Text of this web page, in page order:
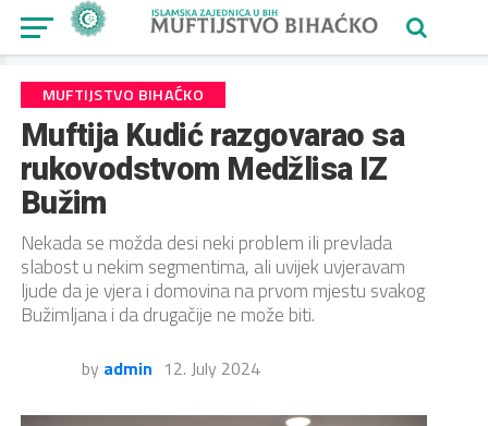
MUFTIJSTVO BIHAĆKO
Muftija Kudić razgovarao sa
rukovodstvom Medžlisa IZ
Bužim
Nekada se možda desi neki problem ili prevlada
slabost u nekim segmentima, ali uvijek uvjeravam
ljude da je vjera i domovina na prvom mjestu svakog
Bužimljana i da drugačije ne može biti.
by admin 12. July 2024